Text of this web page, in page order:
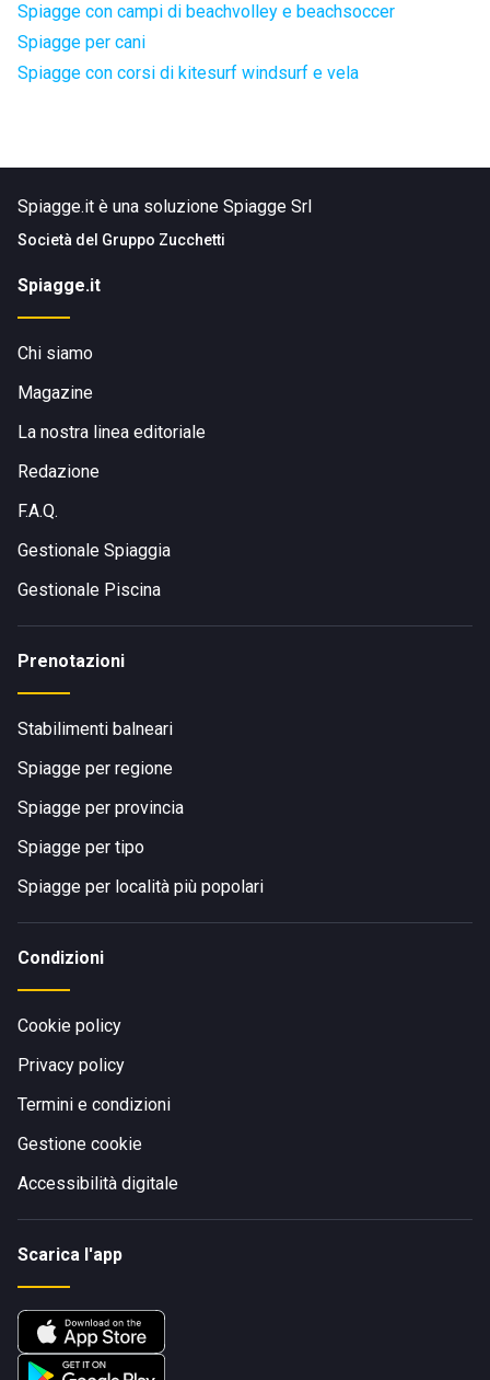
Spiagge con campi di beachvolley e beachsoccer
Spiagge per cani
Spiagge con corsi di kitesurf windsurf e vela
Spiagge.it è una soluzione Spiagge Srl
Società del Gruppo Zucchetti
Spiagge.it
Chi siamo
Magazine
La nostra linea editoriale
Redazione
F.A.Q.
Gestionale Spiaggia
Gestionale Piscina
Prenotazioni
Stabilimenti balneari
Spiagge per regione
Spiagge per provincia
Spiagge per tipo
Spiagge per località più popolari
Condizioni
Cookie policy
Privacy policy
Termini e condizioni
Gestione cookie
Accessibilità digitale
Scarica l'app